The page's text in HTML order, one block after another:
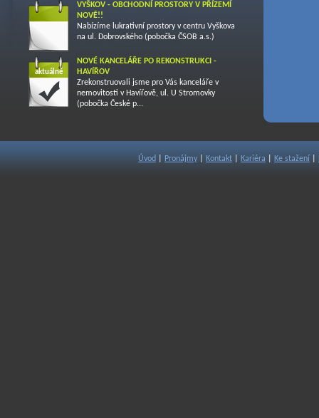
VYŠKOV - OBCHODNÍ PROSTORY V PŘÍZEMÍ
NOVĚ!!
Nabízíme lukrativní prostory v centru Vyškova
na ul. Dobrovského (pobočka ČSOB a.s.)
aktuálně
NOVÉ KANCELÁŘE PO REKONSTRUKCI -
HAVÍŘOV
Zrekonstruovali jsme pro Vás kanceláře v
nemovitosti v Havířově, ul. U Stromovky
(pobočka České p...
Úvod Pronájmy| Kontakt Kariéra Ke stažení